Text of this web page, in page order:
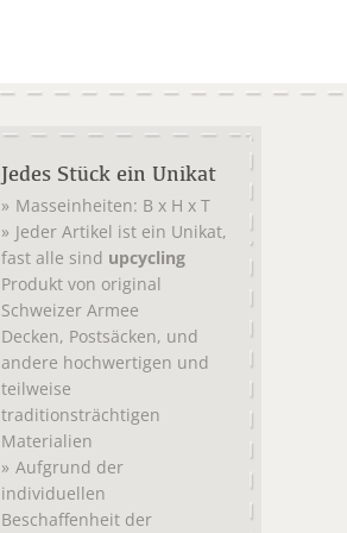
Jedes Stück ein Unikat
Masseinheiten: B x H x T
Jeder Artikel ist ein Unikat,
fast alle sind upcycling
Produkt von original
Schweizer Armee
Decken, Postsäcken, und
andere hochwertigen und
teilweise
traditionsträchtigen
Materialien
Aufgrund der
individuellen
Beschaffenheit der